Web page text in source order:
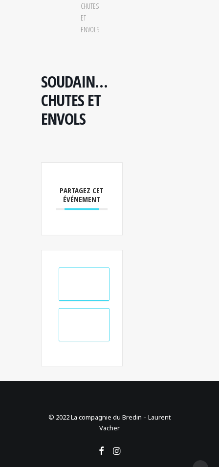
CHUTES
ET
ENVOLS
SOUDAIN…
CHUTES ET
ENVOLS
PARTAGEZ CET
ÉVÉNEMENT
© 2022 La compagnie du Bredin – Laurent
Vacher